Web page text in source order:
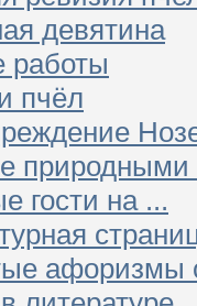
девятина
работы
пчёл
природными
гости на ...
афоризмы